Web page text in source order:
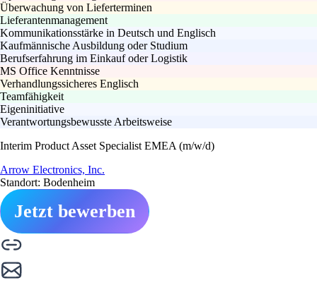
Überwachung von Lieferterminen
Lieferantenmanagement
Kommunikationsstärke in Deutsch und Englisch
Kaufmännische Ausbildung oder Studium
Berufserfahrung im Einkauf oder Logistik
MS Office Kenntnisse
Verhandlungssicheres Englisch
Teamfähigkeit
Eigeninitiative
Verantwortungsbewusste Arbeitsweise
Interim Product Asset Specialist EMEA (m/w/d)
Arrow Electronics, Inc.
Standort: Bodenheim
Jetzt bewerben